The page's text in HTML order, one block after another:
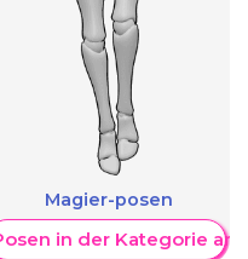
Magier-posen
in der Kategorie